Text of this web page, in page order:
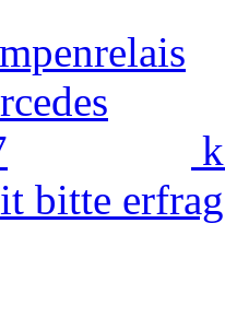
bitte